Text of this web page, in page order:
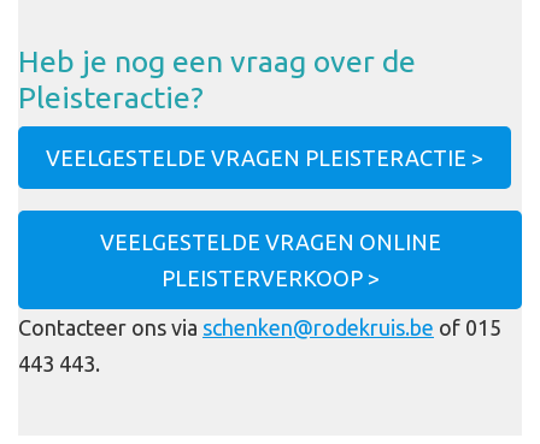
Heb je nog een vraag over de
Pleisteractie?
VEELGESTELDE VRAGEN PLEISTERACTIE >
VEELGESTELDE VRAGEN ONLINE
PLEISTERVERKOOP >
Contacteer ons via schenken@rodekruis.be of 015
443 443.